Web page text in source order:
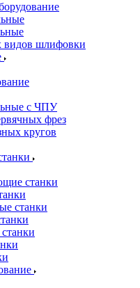
видов шлифовки
с ЧПУ
фрез
кругов
станки
станки